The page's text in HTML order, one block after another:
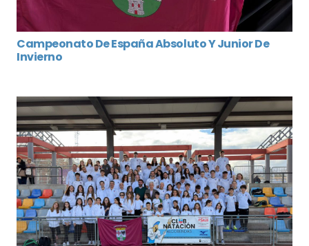
Campeonato De España Absoluto Y Junior De
Invierno